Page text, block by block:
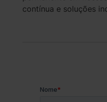
contínua e soluções